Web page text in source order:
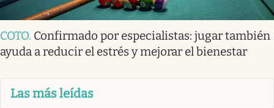
COTO. Confirmado por especialistas: jugar también
ayuda a reducir el estrés y mejorar el bienestar
Las más leídas